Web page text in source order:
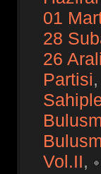
01
28
26
Partisi,
Vol.II,